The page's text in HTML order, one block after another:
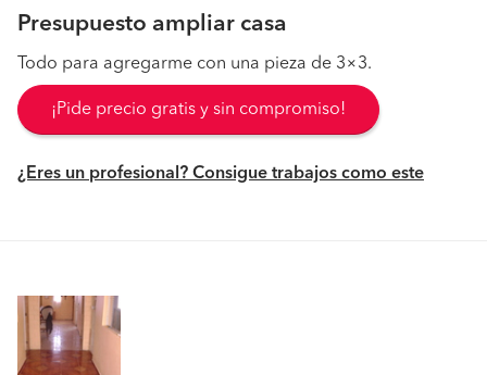
Presupuesto ampliar casa
Todo para agregarme con una pieza de 3×3.
¡Pide precio gratis y sin compromiso!
¿Eres un profesional? Consigue trabajos como este